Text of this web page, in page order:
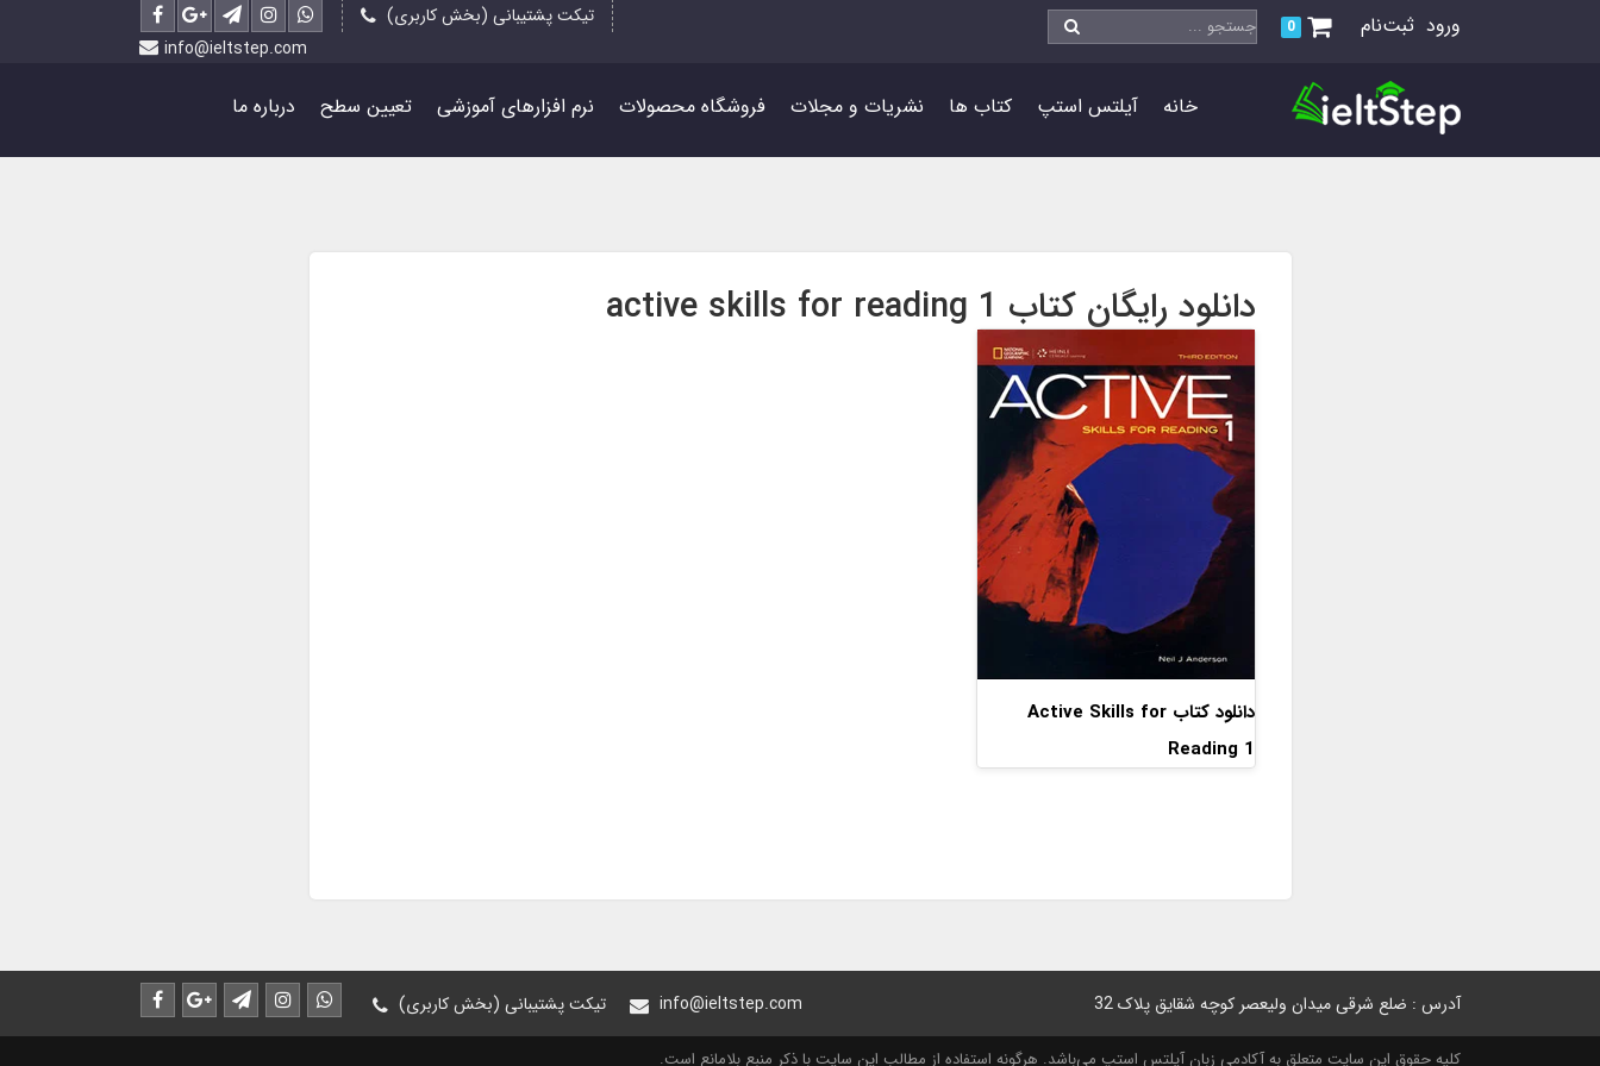
ورود ثبت‌نام 0
تیکت پشتیبانی (بخش کاربری)
info@ieltstep.com
خانه آیلتس استپ کتاب ها نشریات و مجلات فروشگاه محصولات نرم افزارهای آموزشی تعیین سطح درباره ما
دانلود رایگان کتاب active skills for reading 1
دانلود کتاب Active Skills for
Reading 1
آدرس : ضلع شرقی میدان ولیعصر کوچه شقایق پلاک 32 تیکت پشتیبانی (بخش کاربری) info@ieltstep.com
کلیه حقوق این سایت متعلق به آکادمی زبان آیلتس استپ می‌باشد. هرگونه استفاده از مطالب این سایت با ذکر منبع بلامانع است.